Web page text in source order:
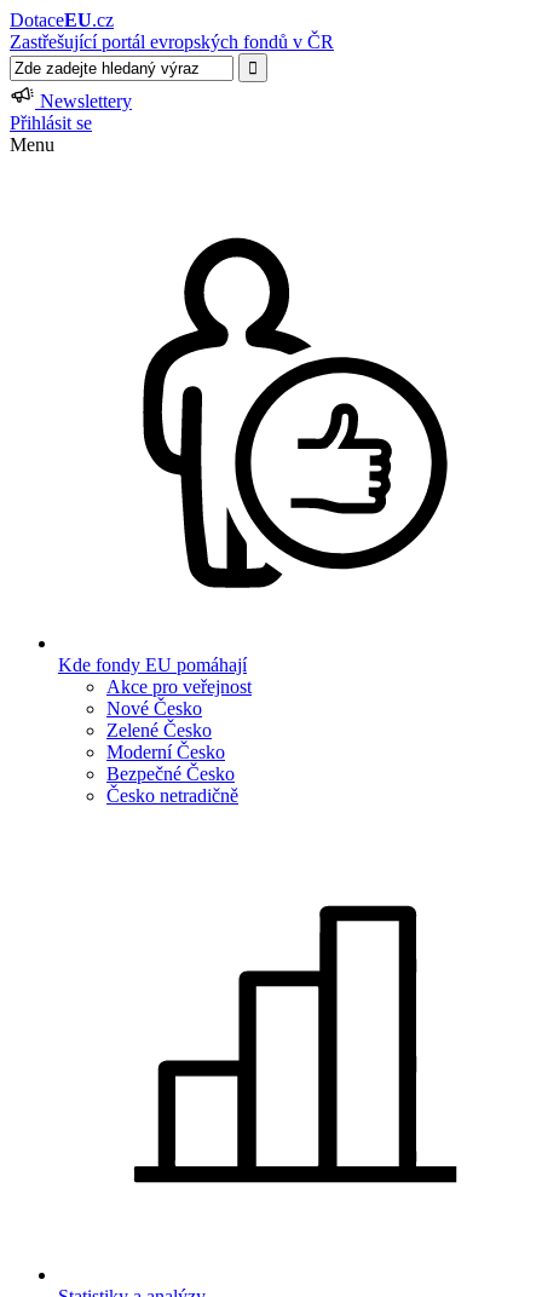
DotaceEU.cz
Zastřešující portál evropských fondů v ČR
Newslettery
Přihlásit se
Menu
Kde fondy EU pomáhají
Akce pro veřejnost
Nové Česko
Zelené Česko
Moderní Česko
Bezpečné Česko
Česko netradičně